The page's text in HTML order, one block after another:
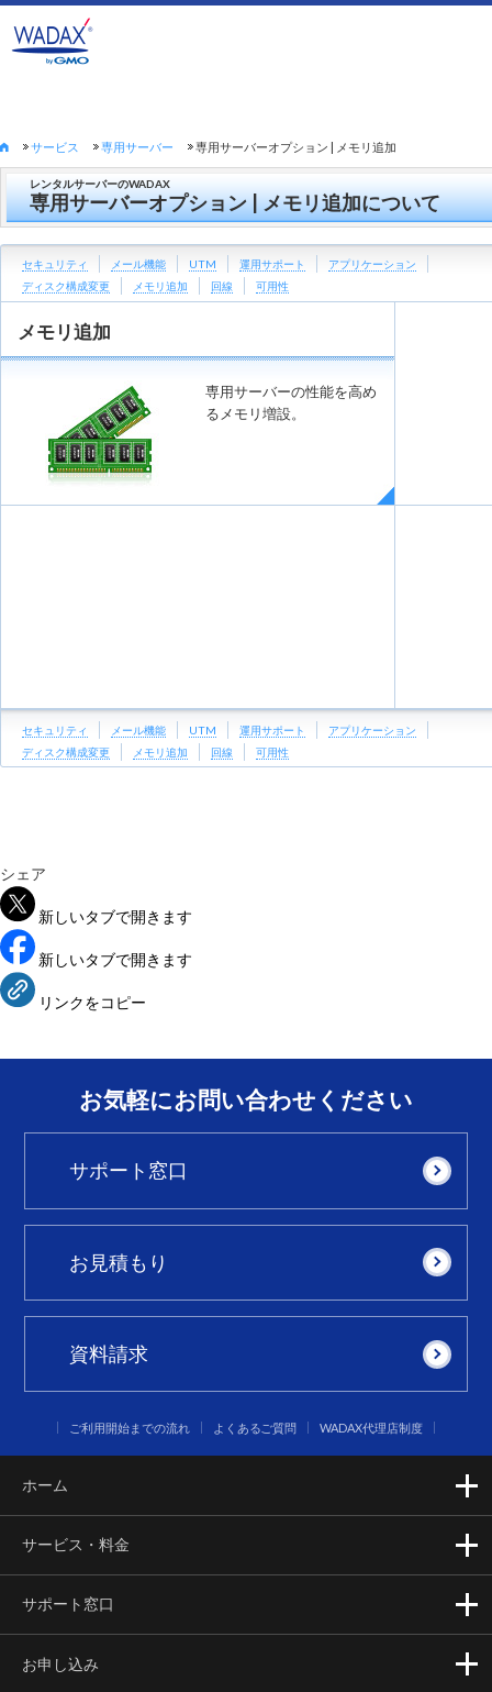
サービス 専用サーバー 専用サーバーオプション | メモリ追加
レンタルサーバーのWADAX
専用サーバーオプション | メモリ追加について
セキュリティ メール機能 UTM 運用サポート
アプリケーション
ディスク構成変更
メモリ追加 回線 可用性
メモリ追加
専用サーバーの性能を高め
るメモリ増設。
セキュリティ メール機能 UTM 運用サポート
アプリケーション
ディスク構成変更
メモリ追加 回線 可用性
シェア
新しいタブで開きます
新しいタブで開きます
リンクをコピー
お気軽にお問い合わせください
サポート窓口
お見積もり
資料請求
ご利用開始までの流れ よくあるご質問 WADAX代理店制度
ホーム
サービス・料金
サポート窓口
お申し込み